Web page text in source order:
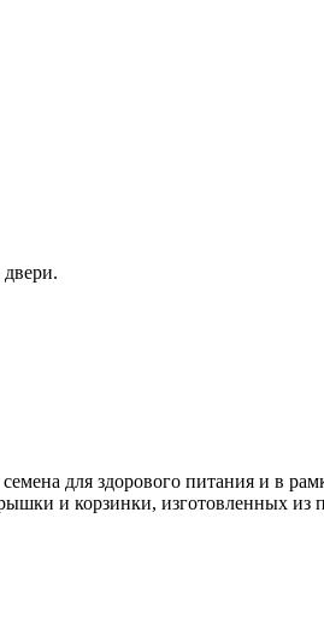
для здорового питания и в
и корзинки, изготовленных из